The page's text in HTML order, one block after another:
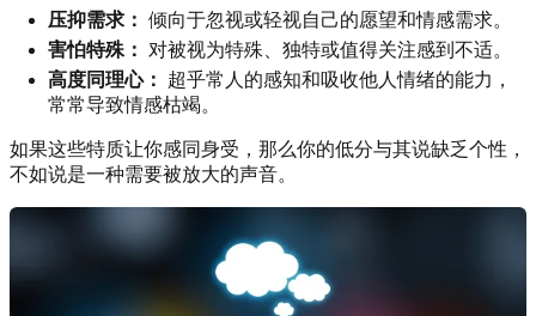
压抑需求： 倾向于忽视或轻视自己的愿望和情感需求。
害怕特殊：
对被视为特殊、独特或值得关注感到不适。
高度同理心：
超乎常人的感知和吸收他人情绪的能力，
常常导致情感枯竭。
如果这些特质让你感同身受，那么你的低分与其说缺乏个性，
不如说是一种需要被放大的声音。